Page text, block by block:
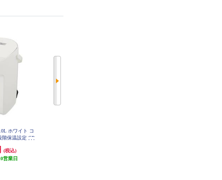
ホワイト コ
階保温設定 CP
(税込)
営業日